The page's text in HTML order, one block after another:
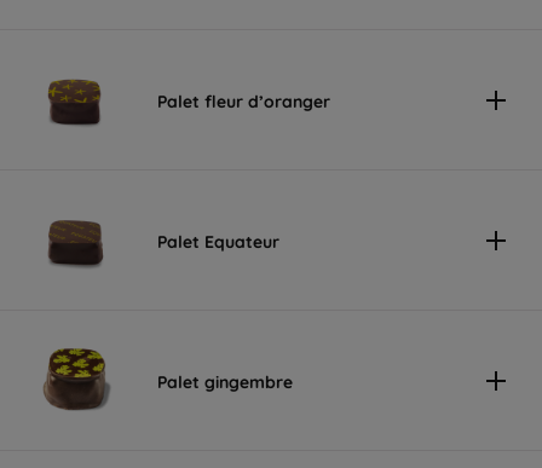
Palet fleur d’oranger
Palet Equateur
Palet gingembre